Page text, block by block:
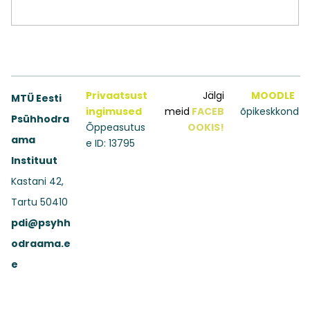
MTÜ Eesti
Psühhodra
ama
Instituut
Kastani 42,
Tartu 50410
pdi@psyhh
odraama.e
e
Privaatsust
ingimused
Õppeasutus
e ID: 13795
Jälgi
meid FACEB
OOKIS!
MOODLE
õpikeskkond